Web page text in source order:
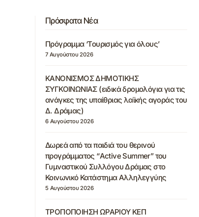
Πρόσφατα Νέα
Πρόγραμμα ‘Τουρισμός για όλους’
7 Αυγούστου 2026
ΚΑΝΟΝΙΣΜΟΣ ΔΗΜΟΤΙΚΗΣ
ΣΥΓΚΟΙΝΩΝΙΑΣ (ειδικά δρομολόγια για τις
ανάγκες της υπαίθριας λαϊκής αγοράς του
Δ. Δράμας)
6 Αυγούστου 2026
Δωρεά από τα παιδιά του θερινού
προγράμματος “Active Summer” του
Γυμναστικού Συλλόγου Δράμας στο
Κοινωνικό Κατάστημα Αλληλεγγύης
5 Αυγούστου 2026
ΤΡΟΠΟΠΟΙΗΣΗ ΩΡΑΡΙΟΥ ΚΕΠ